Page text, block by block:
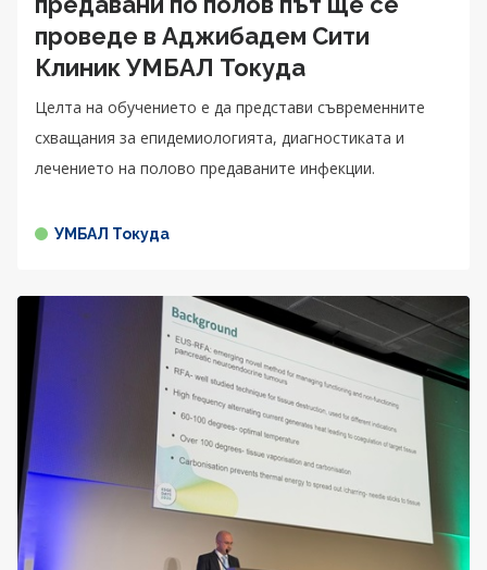
проведе в Аджибадем Сити
Клиник УМБАЛ Токуда
Целта на обучението е да представи съвременните
схващания за епидемиологията, диагностиката и
лечението на полово предаваните инфекции.
УМБАЛ Токуда